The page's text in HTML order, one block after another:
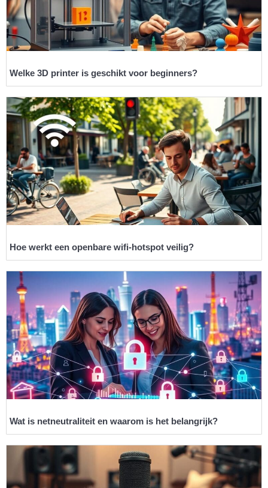
Welke 3D printer is geschikt voor beginners?
Hoe werkt een openbare wifi-hotspot veilig?
Wat is netneutraliteit en waarom is het belangrijk?